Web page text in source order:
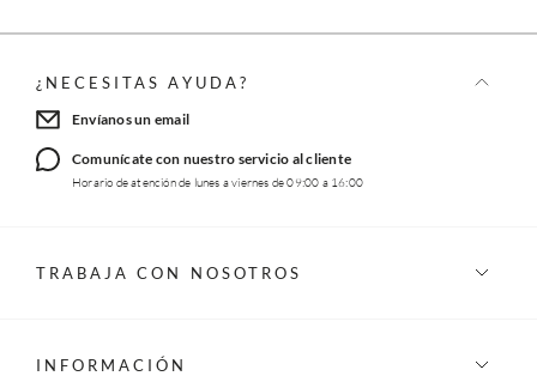
¿NECESITAS AYUDA?
Envíanos un email
Comunícate con nuestro servicio al cliente
Horario de atención de lunes a viernes de 09:00 a 16:00
TRABAJA CON NOSOTROS
INFORMACIÓN